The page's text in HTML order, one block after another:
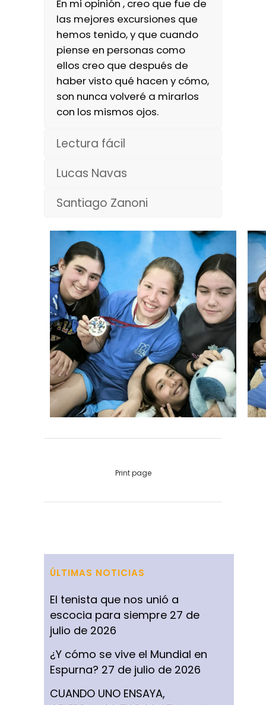
En mi opinión , creo que fue de
las mejores excursiones que
hemos tenido, y que cuando
piense en personas como
ellos creo que después de
haber visto qué hacen y cómo,
son nunca volveré a mirarlos
con los mismos ojos.
Lectura fácil
Lucas Navas
Santiago Zanoni
Print page
ÚLTIMAS NOTICIAS
El tenista que nos unió a
escocia para siempre 27 de
julio de 2026
¿Y cómo se vive el Mundial en
Espurna? 27 de julio de 2026
CUANDO UNO ENSAYA,